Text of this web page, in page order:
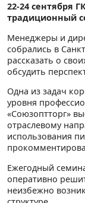
22-24 сентября
традиционный
Менеджеры и
собрались в
рассказать о
обсудить
Одна из задач
уровня
«Союзоптторг»
отраслевому
использования
Ежегодный
оперативно
неизбежно